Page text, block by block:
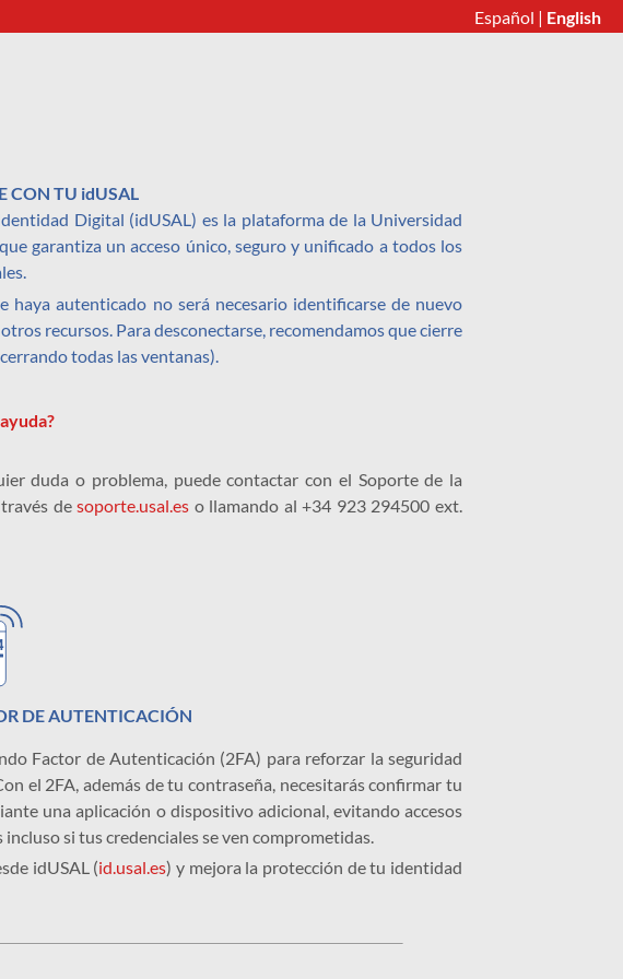
Español | English
CON TU idUSAL
Digital (idUSAL) es la plataforma de la Universidad
garantiza un acceso único, seguro y unificado a todos los
haya autenticado no será necesario identificarse de nuevo
recursos. Para desconectarse, recomendamos que cierre
todas las ventanas).
duda o problema, puede contactar con el Soporte de la
de soporte.usal.es o llamando al +34 923 294500 ext.
DE AUTENTICACIÓN
Factor de Autenticación (2FA) para reforzar la seguridad
el 2FA, además de tu contraseña, necesitarás confirmar tu
una aplicación o dispositivo adicional, evitando accesos
si tus credenciales se ven comprometidas.
idUSAL (id.usal.es) y mejora la protección de tu identidad